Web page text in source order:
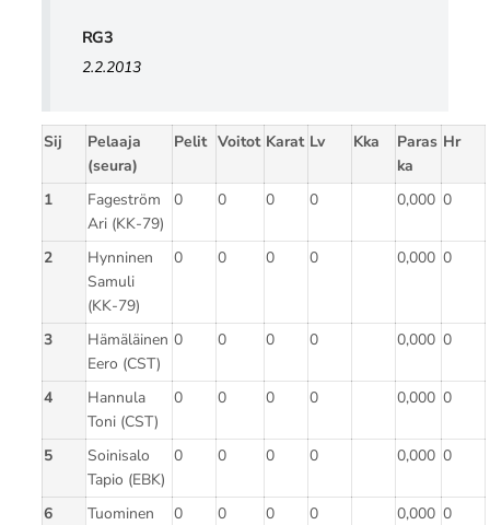
RG3
2.2.2013
Sij
Pelaaja
(seura)
Pelit Voitot Karat Lv Kka
Paras
ka
Hr
1
Fageström
Ari (KK-79)
0 0 0 0 0,000 0
2
Hynninen
Samuli
(KK-79)
0 0 0 0 0,000 0
3
Hämäläinen
Eero (CST)
0 0 0 0 0,000 0
4
Hannula
Toni (CST)
0 0 0 0 0,000 0
5
Soinisalo
Tapio (EBK)
0 0 0 0 0,000 0
6 Tuominen 0 0 0 0 0,000 0